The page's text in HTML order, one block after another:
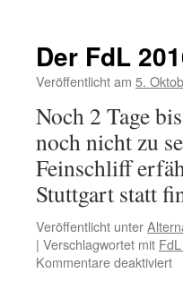
Der FdL
Veröffentlicht am 5.
Noch 2 Tage
noch nicht zu
Feinschliff
Stuttgart statt
Veröffentlicht unter
| Verschlagwortet mit
Kommentare deaktiviertfür